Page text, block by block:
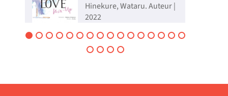
Hinekure, Wataru. Auteur |
2022
Aoki éprouve depuis
longtemps des sentiments
pour Hashimoto, sa
voisine de classe, mais il
quiproquo, ce dernier est